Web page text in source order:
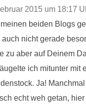
2015 um 18:17
beiden Blogs
auch nicht gerade
zu aber auf Deinem
ich mitunter mit
Ja!
echt weh getan,